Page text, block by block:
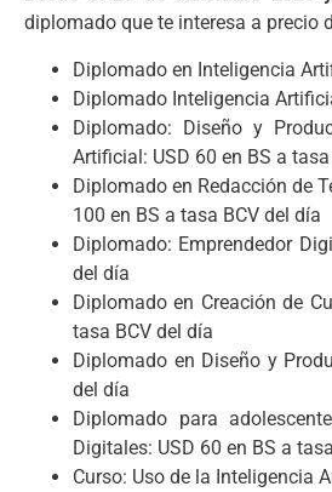
diplomado que te interesa a precio
Diplomado en Inteligencia
Diplomado Inteligencia
Diplomado: Diseño y
Artificial: USD 60 en BS a
Diplomado en Redacción de
100 en BS a tasa BCV del día
Diplomado: Emprendedor
del día
Diplomado en Creación de
tasa BCV del día
Diplomado en Diseño y
del día
Diplomado para
Digitales: USD 60 en BS a
Curso: Uso de la Inteligencia